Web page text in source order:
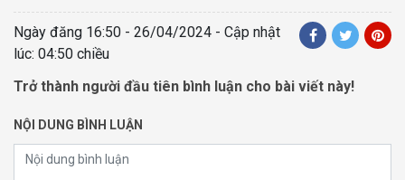
Ngày đăng 16:50 - 26/04/2024 - Cập nhật
lúc: 04:50 chiều
Trở thành người đầu tiên bình luận cho bài viết này!
NỘI DUNG BÌNH LUẬN